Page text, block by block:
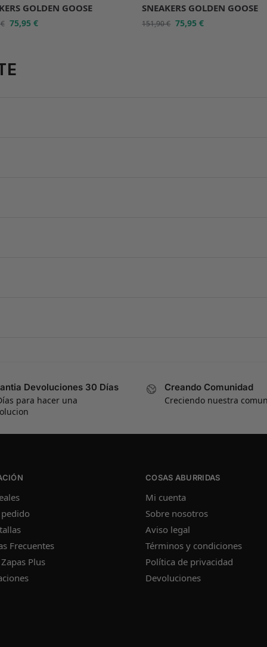
GOLDEN GOOSE
€ 75,95 €
SNEAKERS GOLDEN GOOSE
151,90€ 75,95€
Devoluciones 30 Días
para hacer una
Creando Comunidad
Creciendo nuestra
Frecuentes
Plus
COSAS ABURRIDAS
Mi cuenta
Sobre nosotros
Aviso legal
Términos y condiciones
Política de privacidad
Devoluciones